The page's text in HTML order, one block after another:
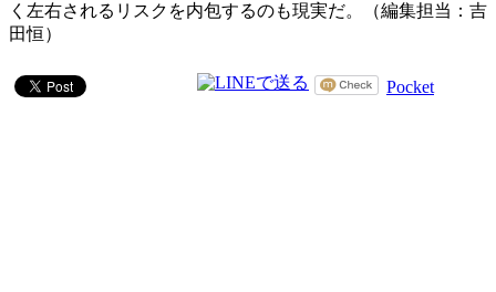
く左右されるリスクを内包するのも現実だ。（編集担当：吉
田恒）
Pocket